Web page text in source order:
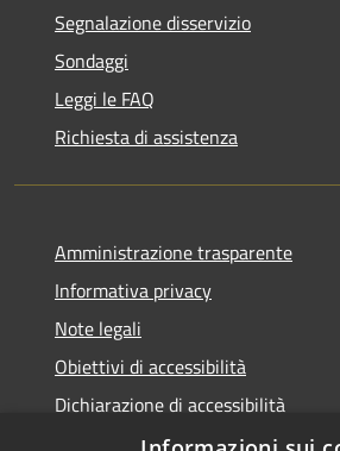
Segnalazione disservizio
Sondaggi
Leggi le FAQ
Richiesta di assistenza
Amministrazione trasparente
Informativa privacy
Note legali
Obiettivi di accessibilità
Dichiarazione di accessibilità
Open Data